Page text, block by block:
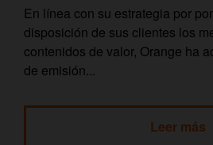
En línea con su estrategia por
disposición de sus clientes los
contenidos de valor, Orange ha
de emisión...
Leer más